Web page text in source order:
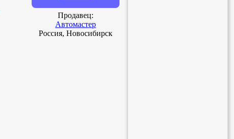
Продавец:
Автомастер
Россия, Новосибирск